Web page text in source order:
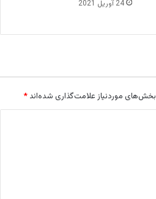
24 آوریل 2021
بخش‌های موردنیاز علامت‌گذاری شده‌اند *